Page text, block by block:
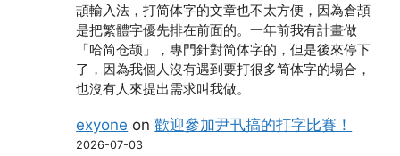
頡輸入法，打简体字的文章也不太方便，因為倉頡
是把繁體字優先排在前面的。一年前我有計畫做
「哈简仓颉」，專門針對简体字的，但是後來停下
了，因為我個人沒有遇到要打很多简体字的場合，
也沒有人來提出需求叫我做。
exyone on歡迎參加尹卂搞的打字比賽！
2026-07-03